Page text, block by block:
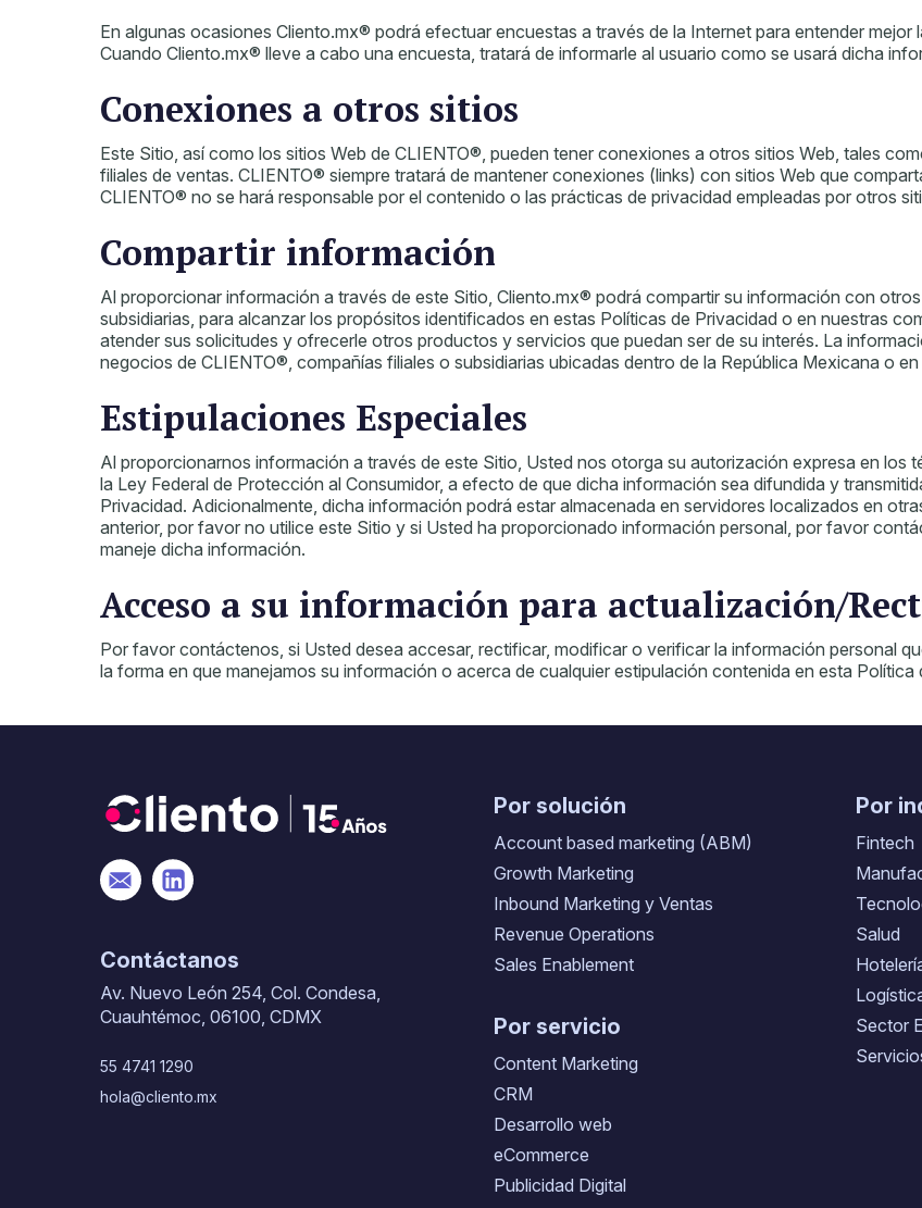
En algunas ocasiones Cliento.mx® podrá efectuar encuestas a través de la Internet para entender
Cuando Cliento.mx® lleve a cabo una encuesta, tratará de informarle al usuario como se usará dicha
Conexiones a otros sitios
Este Sitio, así como los sitios Web de CLIENTO®, pueden tener conexiones a otros sitios Web, tales
filiales de ventas. CLIENTO® siempre tratará de mantener conexiones (links) con sitios Web que
CLIENTO® no se hará responsable por el contenido o las prácticas de privacidad empleadas por otros
Compartir información
Al proporcionar información a través de este Sitio, Cliento.mx® podrá compartir su información con
subsidiarias, para alcanzar los propósitos identificados en estas Políticas de Privacidad o en nuestras
atender sus solicitudes y ofrecerle otros productos y servicios que puedan ser de su interés. La
negocios de CLIENTO®, compañías filiales o subsidiarias ubicadas dentro de la República Mexicana o
Estipulaciones Especiales
Al proporcionarnos información a través de este Sitio, Usted nos otorga su autorización expresa en los
la Ley Federal de Protección al Consumidor, a efecto de que dicha información sea difundida y
Privacidad. Adicionalmente, dicha información podrá estar almacenada en servidores localizados en
anterior, por favor no utilice este Sitio y si Usted ha proporcionado información personal, por favor
maneje dicha información.
Acceso a su información para actualización/
Por favor contáctenos, si Usted desea accesar, rectificar, modificar o verificar la información personal
la forma en que manejamos su información o acerca de cualquier estipulación contenida en esta Política
Contáctanos
Av. Nuevo León 254, Col. Condesa,
Cuauhtémoc, 06100, CDMX
55 4741 1290
hola@cliento.mx
Por solución
Account based marketing (ABM)
Growth Marketing
Inbound Marketing y Ventas
Revenue Operations
Sales Enablement
Por servicio
Content Marketing
CRM
Desarrollo web
eCommerce
Publicidad Digital
Por
Fintech
Salud
Sector